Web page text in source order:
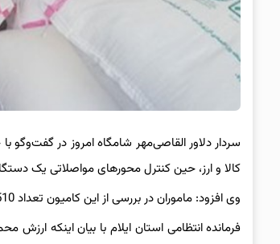
سردار دلاور القاصی‌مهر شامگاه امروز در گفت‌وگو
کالا و ارز، حین کنترل محورهای مواصلاتی یک
وی افزود: ماموران در بررسی از این کامیون تعداد 510 کیسه کود شیمیایی قاچاق و خارج از شبکه توزیع را کشف کردند.